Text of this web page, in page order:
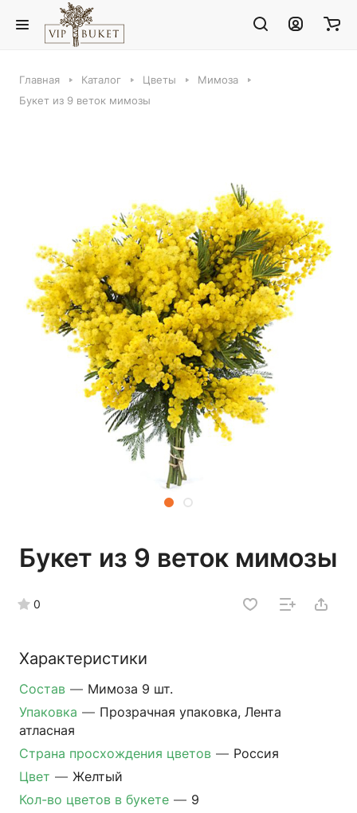
Главная Каталог Цветы
Мимоза
Букет из 9 веток мимозы
Букет из 9 веток мимозы
0
Характеристики
Состав — Мимоза 9 шт.
Упаковка — Прозрачная упаковка, Лента
атласная
Страна просхождения цветов — Россия
Цвет — Желтый
Кол-во цветов в букете — 9